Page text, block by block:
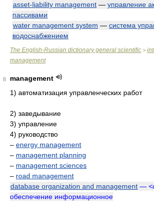
asset-liability management — управление
пассивами
water management system — система
водоснабжением
The English-Russian dictionary general scientific >
management
8
management
1) автоматизация управленческих работ
2) заведывание
3) управление
4) руководство
– energy management
– management planning
– management sciences
– road management
database organization and management —
обеспечение информационное